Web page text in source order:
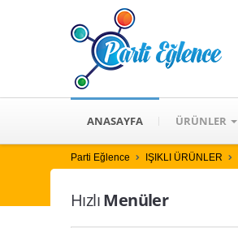
ANASAYFA ÜRÜNLER
Parti Eğlence IŞIKLI ÜRÜNLER
HızlıMenüler